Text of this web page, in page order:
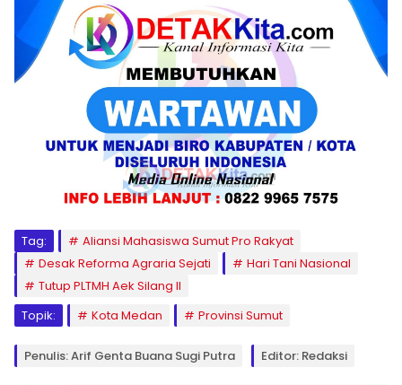
Tag:
Aliansi Mahasiswa Sumut Pro Rakyat
Desak Reforma Agraria Sejati
Hari Tani Nasional
Tutup PLTMH Aek Silang II
Topik:
Kota Medan Provinsi Sumut
Penulis: Arif Genta Buana Sugi Putra Editor: Redaksi